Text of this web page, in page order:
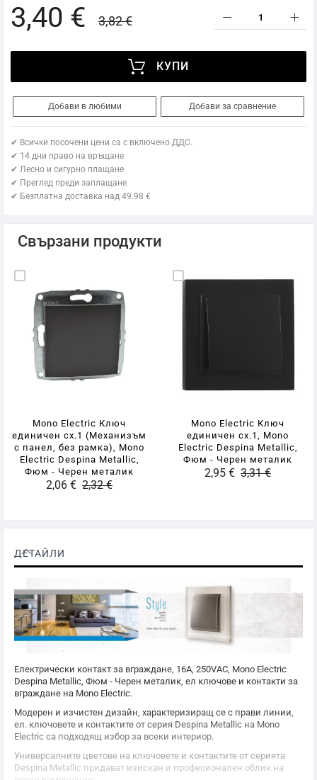
3,40 € 3,82 €
КУПИ
Добави в любими Добави за сравнение
✔ Всички посочени цени са с включено ДДС.
✔ 14 дни право на връщане
✔ Лесно и сигурно плащане
✔ Преглед преди заплащане
✔ Безплатна доставка над 49.98 €
Свързани продукти
Mono Electric Ключ
единичен сх.1 (Механизъм
с панел, без рамка), Mono
Electric Despina Metallic,
Фюм - Черен металик
2,06 € 2,32 €
Mono Electric Ключ
единичен сх.1, Mono
Electric Despina Metallic,
Фюм - Черен металик
2,95 € 3,31 €
ДЕТАЙЛИ
Електрически контакт за вграждане, 16A, 250VAC, Mono Electric
Despina Metallic, Фюм - Черен металик, ел ключове и контакти за
вграждане на Mono Electric.
Модерен и изчистен дизайн, характеризиращ се с прави линии,
ел. ключовете и контактите от серия Despina Metallic на Mono
Electric са подходящ избор за всеки интериор.
Универсалните цветове на ключовете и контактите от серията
Despina Metallic придават изискан и професионален облик на